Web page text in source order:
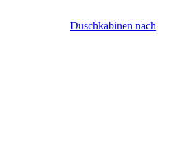
Duschkabinen nach